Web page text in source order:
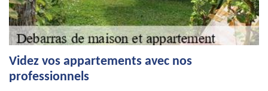
Videz vos appartements avec nos
professionnels